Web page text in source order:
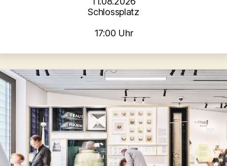
Schlossplatz
17:00 Uhr